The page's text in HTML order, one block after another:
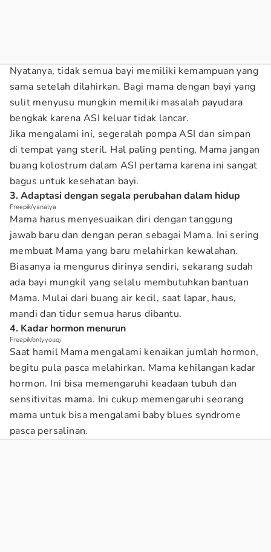
Nyatanya, tidak semua bayi memiliki kemampuan yang
sama setelah dilahirkan. Bagi mama dengan bayi yang
sulit menyusu mungkin memiliki masalah payudara
bengkak karena ASI keluar tidak lancar.
Jika mengalami ini, segeralah pompa ASI dan simpan
di tempat yang steril. Hal paling penting, Mama jangan
buang kolostrum dalam ASI pertama karena ini sangat
bagus untuk kesehatan bayi.
3. Adaptasi dengan segala perubahan dalam hidup
Freepik/yanalya
Mama harus menyesuaikan diri dengan tanggung
jawab baru dan dengan peran sebagai Mama. Ini sering
membuat Mama yang baru melahirkan kewalahan.
Biasanya ia mengurus dirinya sendiri, sekarang sudah
ada bayi mungkil yang selalu membutuhkan bantuan
Mama. Mulai dari buang air kecil, saat lapar, haus,
mandi dan tidur semua harus dibantu.
4. Kadar hormon menurun
Freepik/onlyyouqj
Saat hamil Mama mengalami kenaikan jumlah hormon,
begitu pula pasca melahirkan. Mama kehilangan kadar
hormon. Ini bisa memengaruhi keadaan tubuh dan
sensitivitas mama. Ini cukup memengaruhi seorang
mama untuk bisa mengalami baby blues syndrome
pasca persalinan.